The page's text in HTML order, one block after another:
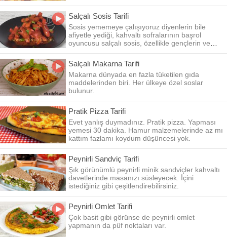
Salçalı Sosis Tarifi
Sosis yememeye çalışıyoruz diyenlerin bile
afiyetle yediği, kahvaltı sofralarının başrol
oyuncusu salçalı sosis, özellikle gençlerin ve
Salçalı Makarna Tarifi
Makarna dünyada en fazla tüketilen gıda
maddelerinden biri. Her ülkeye özel soslar
bulunur.
Pratik Pizza Tarifi
Evet yanlış duymadınız. Pratik pizza. Yapması
yemesi 30 dakika. Hamur malzemelerinde az mı
kattım fazlamı koydum düşüncesi yok.
Peynirli Sandviç Tarifi
Şık görünümlü peynirli minik sandviçler kahvaltı
davetlerinde masanızı süsleyecek. İçini
istediğiniz gibi çeşitlendirebilirsiniz.
Peynirli Omlet Tarifi
Çok basit gibi görünse de peynirli omlet
yapmanın da püf noktaları var.